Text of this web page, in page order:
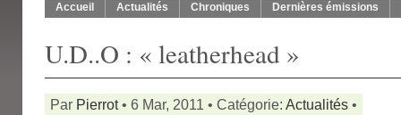
Accueil Actualités Chroniques Dernières émissions
U.D..O : « leatherhead »
Par Pierrot• 6 Mar, 2011 • Catégorie: Actualités •